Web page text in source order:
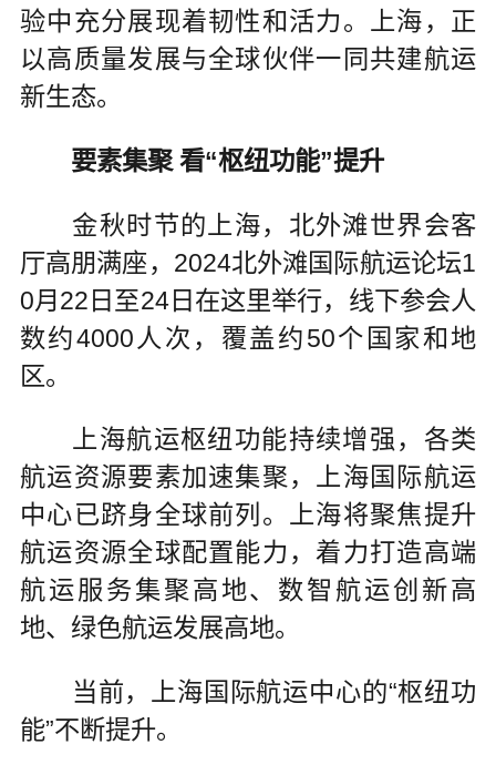
验中充分展现着韧性和活力。上海，正
以高质量发展与全球伙伴一同共建航运
新生态。
要素集聚 看“枢纽功能”提升
金秋时节的上海，北外滩世界会客
厅高朋满座，2024北外滩国际航运论坛1
0月22日至24日在这里举行，线下参会人
数约4000人次，覆盖约50个国家和地
区。
上海航运枢纽功能持续增强，各类
航运资源要素加速集聚，上海国际航运
中心已跻身全球前列。上海将聚焦提升
航运资源全球配置能力，着力打造高端
航运服务集聚高地、数智航运创新高
地、绿色航运发展高地。
当前，上海国际航运中心的“枢纽功
能”不断提升。